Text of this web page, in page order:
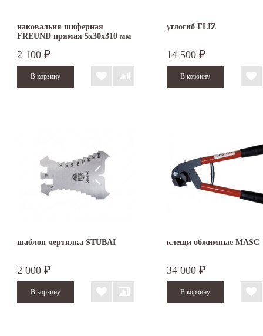
наковальня шиферная
FREUND прямая 5х30х310 мм
2 100 ₽
углогиб FLIZ
14 500 ₽
шаблон чертилка STUBAI
2 000 ₽
клещи обжимные MASC
34 000 ₽